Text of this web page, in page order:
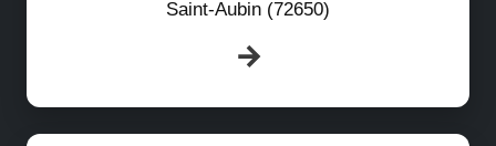
Saint-Aubin (72650)